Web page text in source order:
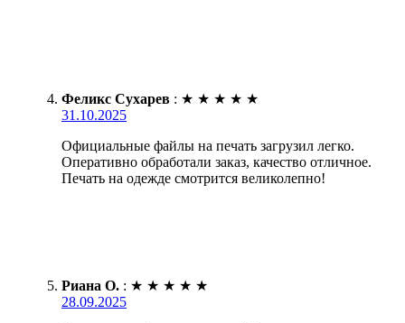
Феликс Сухарев : ★ ★ ★ ★ ★
31.10.2025
Официальные файлы на печать загрузил легко.
Оперативно обработали заказ, качество отличное.
Печать на одежде смотрится великолепно!
Риана О. : ★ ★ ★ ★ ★
28.09.2025